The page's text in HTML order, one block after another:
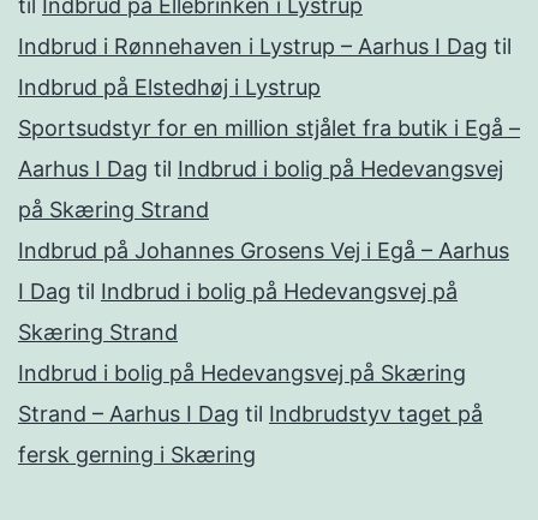
til Indbrud på Ellebrinken i Lystrup
Indbrud i Rønnehaven i Lystrup – Aarhus I Dag til
Indbrud på Elstedhøj i Lystrup
Sportsudstyr for en million stjålet fra butik i Egå –
Aarhus I Dag til Indbrud i bolig på Hedevangsvej
på Skæring Strand
Indbrud på Johannes Grosens Vej i Egå – Aarhus
I Dag til Indbrud i bolig på Hedevangsvej på
Skæring Strand
Indbrud i bolig på Hedevangsvej på Skæring
Strand – Aarhus I Dag til Indbrudstyv taget på
fersk gerning i Skæring